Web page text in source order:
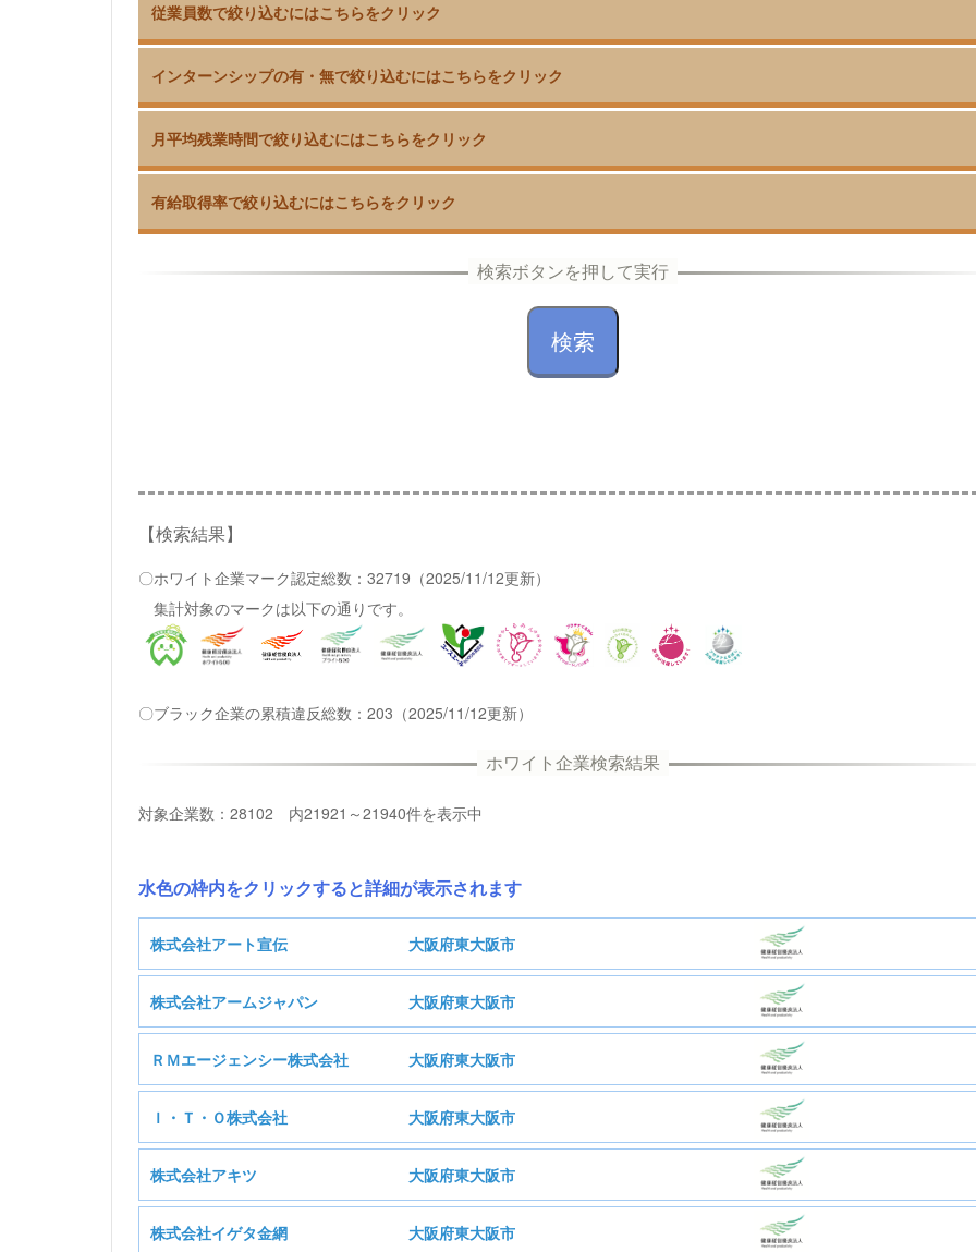
従業員数で絞り込むにはこちらをクリック
インターンシップの有・無で絞り込むにはこちらをクリック
月平均残業時間で絞り込むにはこちらをクリック
有給取得率で絞り込むにはこちらをクリック
【検索結果】
〇ホワイト企業マーク認定総数：32719（2025/11/12更新）
集計対象のマークは以下の通りです。
〇ブラック企業の累積違反総数：203（2025/11/12更新）
対象企業数：28102 内21921～21940件を表示中
水色の枠内をクリックすると詳細が表示されます
株式会社アート宣伝 大阪府東大阪市
株式会社アート宣伝
基本情報
業種
株式会社アームジャパン 大阪府東大阪市
株式会社アームジャパン
基本情報
業種 保険業
ＲＭエージェンシー株式会社 大阪府東大阪市
ＲＭエージェンシー株式会社
基本情報
Ｉ・Ｔ・Ｏ株式会社 大阪府東大阪市
Ｉ・Ｔ・Ｏ株式会社
株式会社アキツ 大阪府東大阪市
株式会社イゲタ金網 大阪府東大阪市